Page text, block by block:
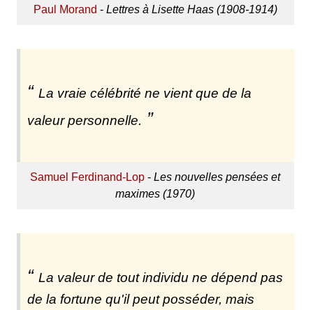
Paul Morand - Lettres à Lisette Haas (1908-1914)
La vraie célébrité ne vient que de la
valeur personnelle.
Samuel Ferdinand-Lop -Les nouvelles pensées et
maximes (1970)
La valeur de tout individu ne dépend pas
de la fortune qu'il peut posséder, mais